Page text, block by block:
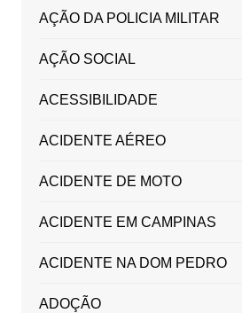
AÇÃO DA POLICIA MILITAR
AÇÃO SOCIAL
ACESSIBILIDADE
ACIDENTE AÉREO
ACIDENTE DE MOTO
ACIDENTE EM CAMPINAS
ACIDENTE NA DOM PEDRO
ADOÇÃO